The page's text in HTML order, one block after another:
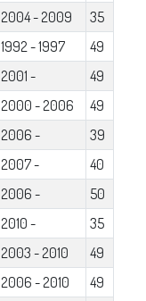
2004 - 2009
35
1992 - 1997
49
2001 -
49
2000 - 2006
49
2006 -
39
2007 -
40
2006 -
50
2010 -
35
2003 - 2010
49
2006 - 2010
49